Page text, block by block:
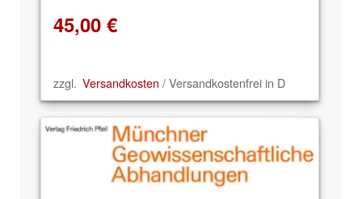
45,00 €
zzgl. Versandkosten / Versandkostenfrei in D